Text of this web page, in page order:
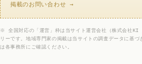
掲載のお問い合わせ →
※ 全国対応の「運営」枠は当サイト運営会社（株式会社
リーです。地域専門家の掲載は当サイトの調査データに基
は各事務所にご確認ください。